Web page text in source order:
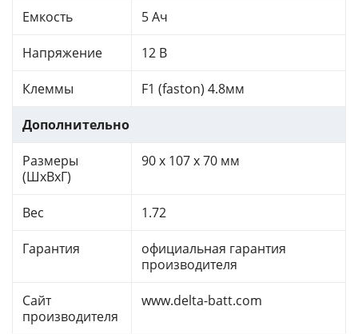
Емкость 5 Ач
Напряжение 12 В
Клеммы F1 (faston) 4.8мм
Дополнительно
Размеры
(ШхВхГ)
90 x 107 x 70 мм
Вес 1.72
Гарантия
официальная гарантия
производителя
Сайт
производителя
www.delta-batt.com